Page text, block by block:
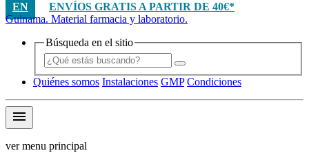
EN
ENVÍOS GRATIS A PARTIR DE 40€*
Guinama. Material farmacia y laboratorio.
Búsqueda en el sitio
Quiénes somos Instalaciones GMP Condiciones
menu
ver menu principal